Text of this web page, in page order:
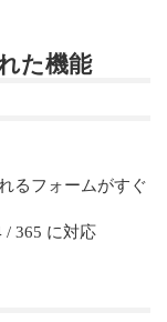
た機能
るフォームがすぐ
/ 365 に対応